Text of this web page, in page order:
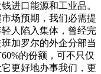
进口能源和工业品。
场预期，我们必需提
人陷入集体，曾经完
加罗尔的外企分部当
的份额，可不只仅
更好地办事我们，更